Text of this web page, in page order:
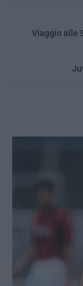
Viaggio alle